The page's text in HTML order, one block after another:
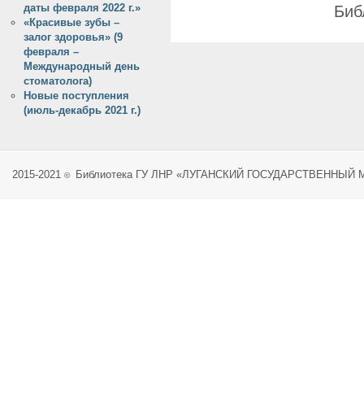
даты февраля 2022 г.»
«Красивые зубы –
залог здоровья» (9
февраля –
Международный день
стоматолога)
Новые поступления
(июль-декабрь 2021 г.)
2015-2021 © Библиотека ГУ ЛНР «ЛУГАНСКИЙ